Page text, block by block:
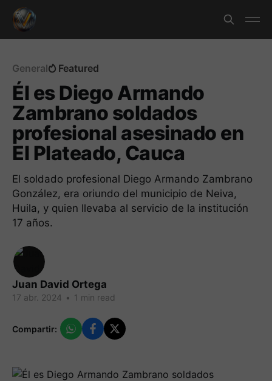
General Featured
Él es Diego Armando
Zambrano soldados
profesional asesinado en
El Plateado, Cauca
El soldado profesional Diego Armando Zambrano
González, era oriundo del municipio de Neiva,
Huila, y quien llevaba al servicio de la institución
17 años.
Juan David Ortega
17 abr. 2024 • 1 min read
Compartir: